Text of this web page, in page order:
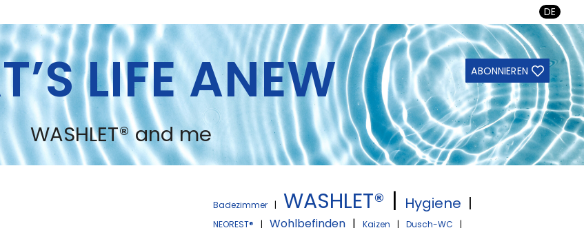
DE
LIFE ANEW
WASHLET® and me
ABONNIEREN
Badezimmer | WASHLET® | Hygiene |
NEOREST® | Wohlbefinden | Kaizen | Dusch-WC
|